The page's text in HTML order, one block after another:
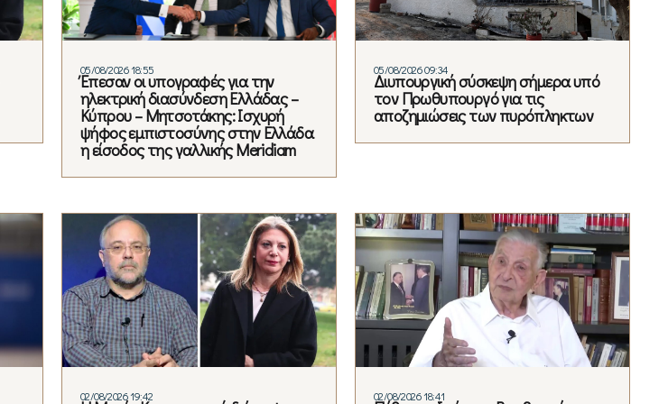
05/08/2026 18:55
Έπεσαν οι υπογραφές για την
ηλεκτρική διασύνδεση Ελλάδας –
Κύπρου – Μητσοτάκης: Ισχυρή
ψήφος εμπιστοσύνης στην Ελλάδα
η είσοδος της γαλλικής Meridiam
05/08/2026 09:34
Διυπουργική σύσκεψη σήμερα υπό
τον Πρωθυπουργό για τις
αποζημιώσεις των πυρόπληκτων
02/08/2026 19:42 02/08/2026 18:41